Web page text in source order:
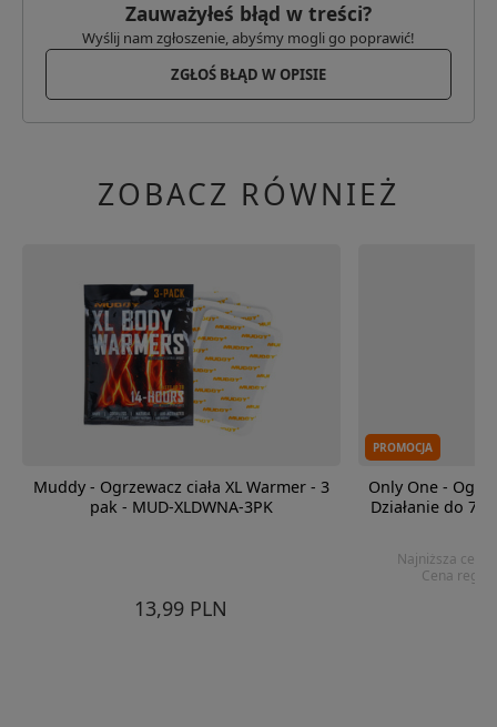
Zauważyłeś błąd w treści?
Wyślij nam zgłoszenie, abyśmy mogli go poprawić!
ZGŁOŚ BŁĄD W OPISIE
ZOBACZ RÓWNIEŻ
Muddy - Ogrzewacz ciała XL Warmer - 3
pak - MUD-XLDWNA-3PK
13,99 PLN
PROMOCJA
Only One -
Działanie do 7
Najniższa cena
Cena